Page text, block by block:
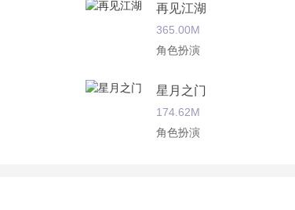
再见江湖
365.00M
角色扮演
星月之门
174.62M
角色扮演